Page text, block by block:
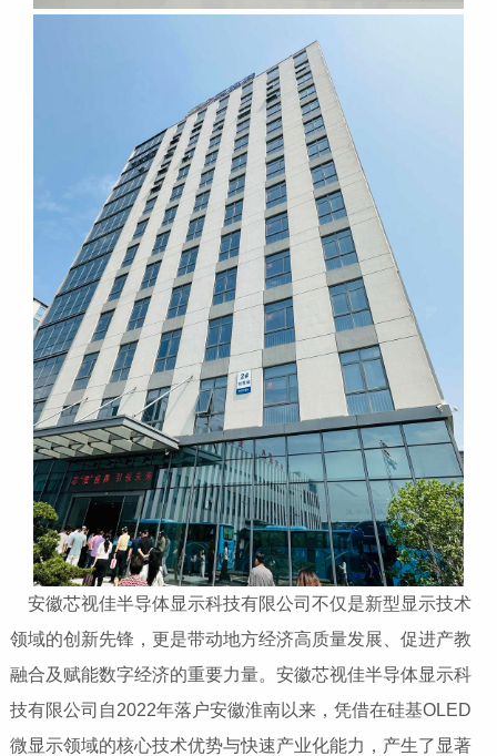
安徽芯视佳半导体显示科技有限公司不仅是新型显示技术
领域的创新先锋，更是带动地方经济高质量发展、促进产教
融合及赋能数字经济的重要力量。安徽芯视佳半导体显示科
技有限公司自2022年落户安徽淮南以来，凭借在硅基OLED
微显示领域的核心技术优势与快速产业化能力，产生了显著